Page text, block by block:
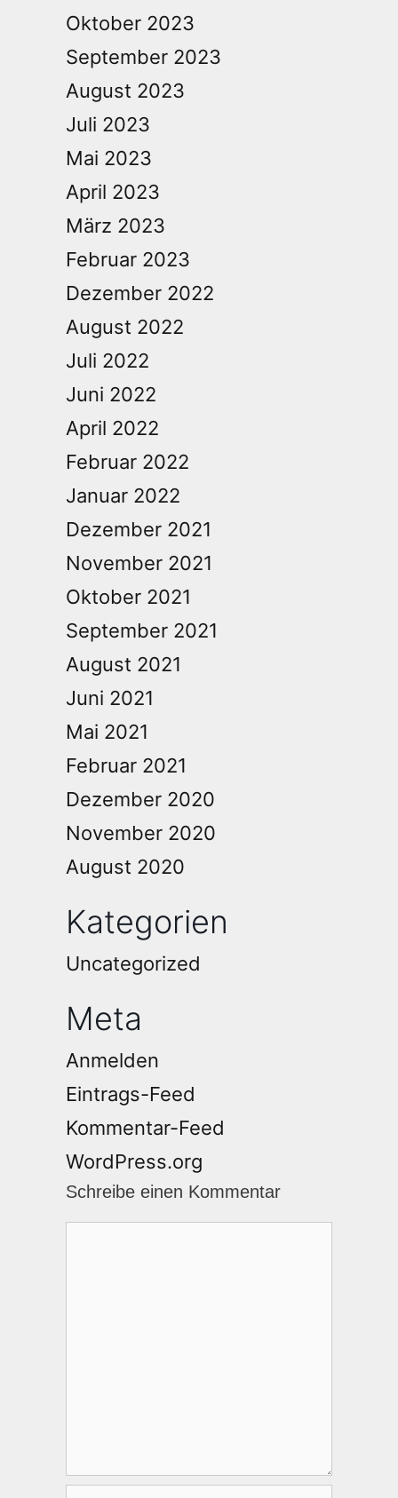
Oktober 2023
September 2023
August 2023
Juli 2023
Mai 2023
April 2023
März 2023
Februar 2023
Dezember 2022
August 2022
Juli 2022
Juni 2022
April 2022
Februar 2022
Januar 2022
Dezember 2021
November 2021
Oktober 2021
September 2021
August 2021
Juni 2021
Mai 2021
Februar 2021
Dezember 2020
November 2020
August 2020
Kategorien
Uncategorized
Meta
Anmelden
Eintrags-Feed
Kommentar-Feed
WordPress.org
Schreibe einen Kommentar